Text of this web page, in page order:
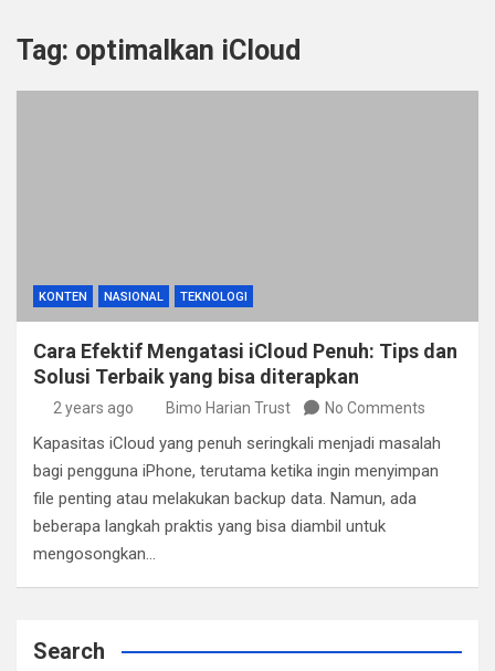
Tag: optimalkan iCloud
KONTEN NASIONAL TEKNOLOGI
Cara Efektif Mengatasi iCloud Penuh: Tips dan
Solusi Terbaik yang bisa diterapkan
2 years ago Bimo Harian Trust No Comments
Kapasitas iCloud yang penuh seringkali menjadi masalah
bagi pengguna iPhone, terutama ketika ingin menyimpan
file penting atau melakukan backup data. Namun, ada
beberapa langkah praktis yang bisa diambil untuk
mengosongkan…
Search